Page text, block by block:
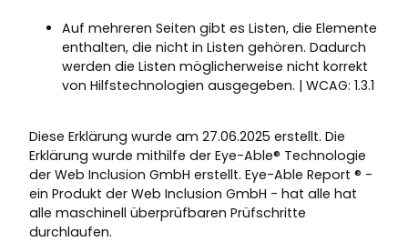
Auf mehreren Seiten gibt es Listen, die Elemente
enthalten, die nicht in Listen gehören. Dadurch
werden die Listen möglicherweise nicht korrekt
von Hilfstechnologien ausgegeben. | WCAG: 1.3.1
Diese Erklärung wurde am 27.06.2025 erstellt. Die
Erklärung wurde mithilfe der Eye-Able® Technologie
der Web Inclusion GmbH erstellt. Eye-Able Report ® -
ein Produkt der Web Inclusion GmbH - hat alle hat
alle maschinell überprüfbaren Prüfschritte
durchlaufen.